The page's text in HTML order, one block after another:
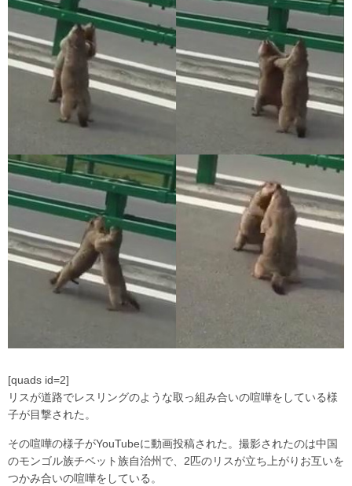
[quads id=2]
リスが道路でレスリングのような取っ組み合いの喧嘩をしている様
子が目撃された。
その喧嘩の様子がYouTubeに動画投稿された。撮影されたのは中国
のモンゴル族チベット族自治州で、2匹のリスが立ち上がりお互いを
つかみ合いの喧嘩をしている。